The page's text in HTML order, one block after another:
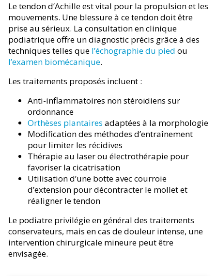
Le tendon d’Achille est vital pour la propulsion et les
mouvements. Une blessure à ce tendon doit être
prise au sérieux. La consultation en clinique
podiatrique offre un diagnostic précis grâce à des
techniques telles que l’échographie du pied ou
l’examen biomécanique.
Les traitements proposés incluent :
Anti-inflammatoires non stéroïdiens sur
ordonnance
Orthèses plantaires adaptées à la morphologie
Modification des méthodes d’entraînement
pour limiter les récidives
Thérapie au laser ou électrothérapie pour
favoriser la cicatrisation
Utilisation d’une botte avec courroie
d’extension pour décontracter le mollet et
réaligner le tendon
Le podiatre privilégie en général des traitements
conservateurs, mais en cas de douleur intense, une
intervention chirurgicale mineure peut être
envisagée.